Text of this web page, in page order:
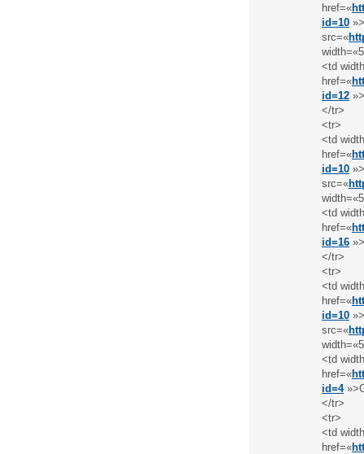
href=«
id=10
src=«
<td
href=«
id=12
</tr>
<tr>
<td
href=«
id=10
src=«
<td
href=«
id=16
</tr>
<tr>
<td
href=«
id=10
src=«
<td
href=«
id=4
</tr>
<tr>
<td
href=«